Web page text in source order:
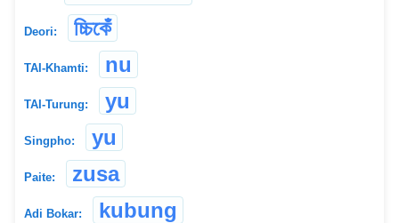
Deori: চ্চিকেঁ
TAI-Khamti: nu
TAI-Turung: yu
Singpho: yu
Paite: zusa
Adi Bokar: kubung